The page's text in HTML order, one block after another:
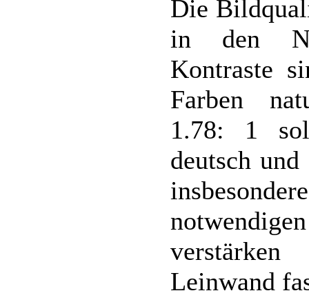
Die
in den
Kontraste
Farben
1.78: 1
deutsch
Leinwand